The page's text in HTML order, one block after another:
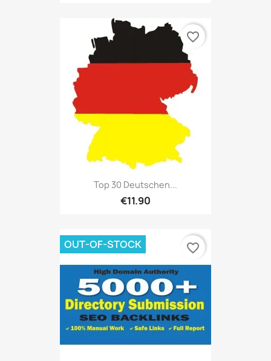
Top 30 Deutschen...
€11.90
favorite_border
OUT-OF-STOCK favorite_border